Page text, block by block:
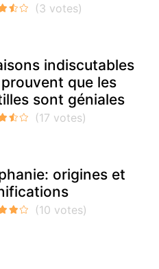
indiscutables
que les
sont géniales
origines et